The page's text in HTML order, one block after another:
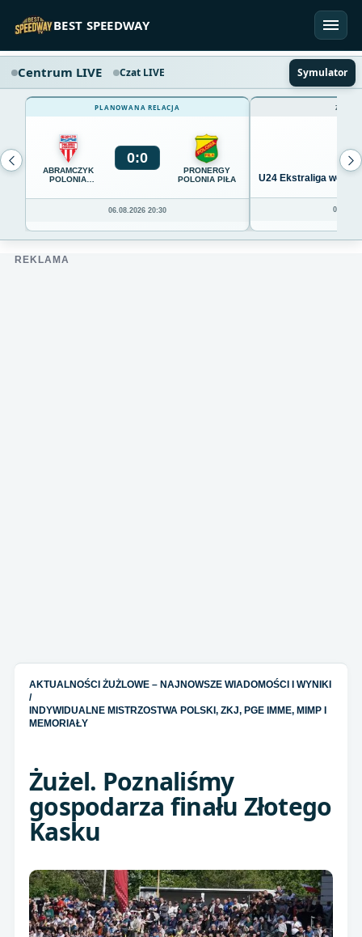
BEST SPEEDWAY
Centrum LIVE Czat LIVE Symulator
PLANOWANA RELACJA
ABRAMCZYK
POLONIA
0:0
PRONERGY
POLONIA PIŁA
06.08.2026 20:30
U24 Ekstraliga we
REKLAMA
AKTUALNOŚCI ŻUŻLOWE – NAJNOWSZE WIADOMOŚCI I WYNIKI
/
INDYWIDUALNE MISTRZOSTWA POLSKI, ZKJ, PGE IMME, MIMP I
MEMORIAŁY
Żużel. Poznaliśmy
gospodarza finału Złotego
Kasku